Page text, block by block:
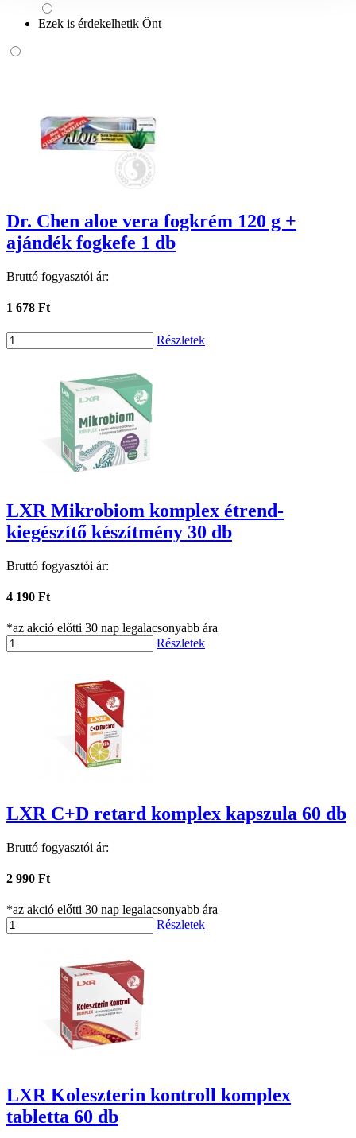
Ezek is érdekelhetik Önt
Dr. Chen aloe vera fogkrém 120 g +
ajándék fogkefe 1 db
Bruttó fogyasztói ár:
1 678 Ft
Részletek
LXR Mikrobiom komplex étrend-
kiegészítő készítmény 30 db
Bruttó fogyasztói ár:
4 190 Ft
*az akció előtti 30 nap legalacsonyabb ára
Részletek
LXR C+D retard komplex kapszula 60 db
Bruttó fogyasztói ár:
2 990 Ft
*az akció előtti 30 nap legalacsonyabb ára
Részletek
LXR Koleszterin kontroll komplex
tabletta 60 db